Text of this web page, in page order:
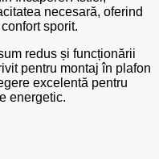
necesară, oferind
sporit.
redus și funcționării
pentru montaj în plafon
excelentă pentru
energetic.